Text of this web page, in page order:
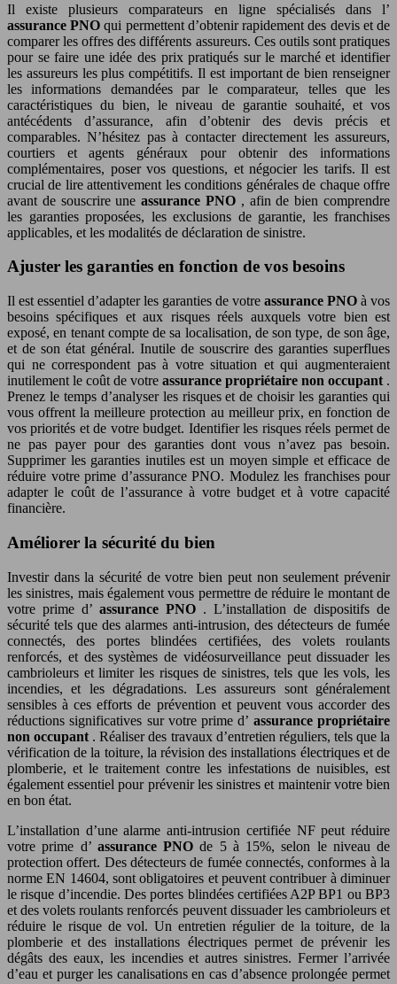
Il existe plusieurs comparateurs en ligne spécialisés dans l’
assurance PNOqui permettent d’obtenir rapidement des devis et de
comparer les offres des différents assureurs. Ces outils sont pratiques
pour se faire une idée des prix pratiqués sur le marché et identifier
les assureurs les plus compétitifs. Il est important de bien renseigner
les informations demandées par le comparateur, telles que les
caractéristiques du bien, le niveau de garantie souhaité, et vos
antécédents d’assurance, afin d’obtenir des devis précis et
comparables. N’hésitez pas à contacter directement les assureurs,
courtiers et agents généraux pour obtenir des informations
complémentaires, poser vos questions, et négocier les tarifs. Il est
crucial de lire attentivement les conditions générales de chaque offre
avant de souscrire uneassurance PNO , afin de bien comprendre
les garanties proposées, les exclusions de garantie, les franchises
applicables, et les modalités de déclaration de sinistre.
Ajuster les garanties en fonction de vos besoins
Il est essentiel d’adapter les garanties de votre assurance PNO à vos
besoins spécifiques et aux risques réels auxquels votre bien est
exposé, en tenant compte de sa localisation, de son type, de son âge,
et de son état général. Inutile de souscrire des garanties superflues
qui ne correspondent pas à votre situation et qui augmenteraient
inutilement le coût de votre assurance propriétaire non occupant .
Prenez le temps d’analyser les risques et de choisir les garanties qui
vous offrent la meilleure protection au meilleur prix, en fonction de
vos priorités et de votre budget. Identifier les risques réels permet de
ne pas payer pour des garanties dont vous n’avez pas besoin.
Supprimer les garanties inutiles est un moyen simple et efficace de
réduire votre prime d’assurance PNO. Modulez les franchises pour
adapter le coût de l’assurance à votre budget et à votre capacité
financière.
Améliorer la sécurité du bien
Investir dans la sécurité de votre bien peut non seulement prévenir
les sinistres, mais également vous permettre de réduire le montant de
votre prime d’ assurance PNO . L’installation de dispositifs de
sécurité tels que des alarmes anti-intrusion, des détecteurs de fumée
connectés, des portes blindées certifiées, des volets roulants
renforcés, et des systèmes de vidéosurveillance peut dissuader les
cambrioleurs et limiter les risques de sinistres, tels que les vols, les
incendies, et les dégradations. Les assureurs sont généralement
sensibles à ces efforts de prévention et peuvent vous accorder des
réductions significatives sur votre prime d’ assurance propriétaire
non occupant . Réaliser des travaux d’entretien réguliers, tels que la
vérification de la toiture, la révision des installations électriques et de
plomberie, et le traitement contre les infestations de nuisibles, est
également essentiel pour prévenir les sinistres et maintenir votre bien
en bon état.
L’installation d’une alarme anti-intrusion certifiée NF peut réduire
votre prime d’ assurance PNOde 5 à 15%, selon le niveau de
protection offert. Des détecteurs de fumée connectés, conformes à la
norme EN 14604, sont obligatoires et peuvent contribuer à diminuer
le risque d’incendie. Des portes blindées certifiées A2P BP1 ou BP3
et des volets roulants renforcés peuvent dissuader les cambrioleurs et
réduire le risque de vol. Un entretien régulier de la toiture, de la
plomberie et des installations électriques permet de prévenir les
dégâts des eaux, les incendies et autres sinistres. Fermer l’arrivée
d’eau et purger les canalisations en cas d’absence prolongée permet